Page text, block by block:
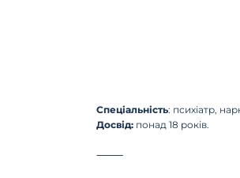
Спеціальність: психіатр,
Досвід: понад 18 років.
⸻